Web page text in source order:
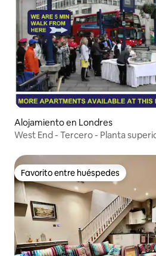
Alojamiento en Londres
West End - Tercero - Planta
Favorito entre huéspedes
Favorito entre huéspedes